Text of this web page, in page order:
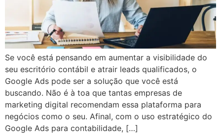
Se você está pensando em aumentar a visibilidade do
seu escritório contábil e atrair leads qualificados, o
Google Ads pode ser a solução que você está
buscando. Não é à toa que tantas empresas de
marketing digital recomendam essa plataforma para
negócios como o seu. Afinal, com o uso estratégico do
Google Ads para contabilidade, […]